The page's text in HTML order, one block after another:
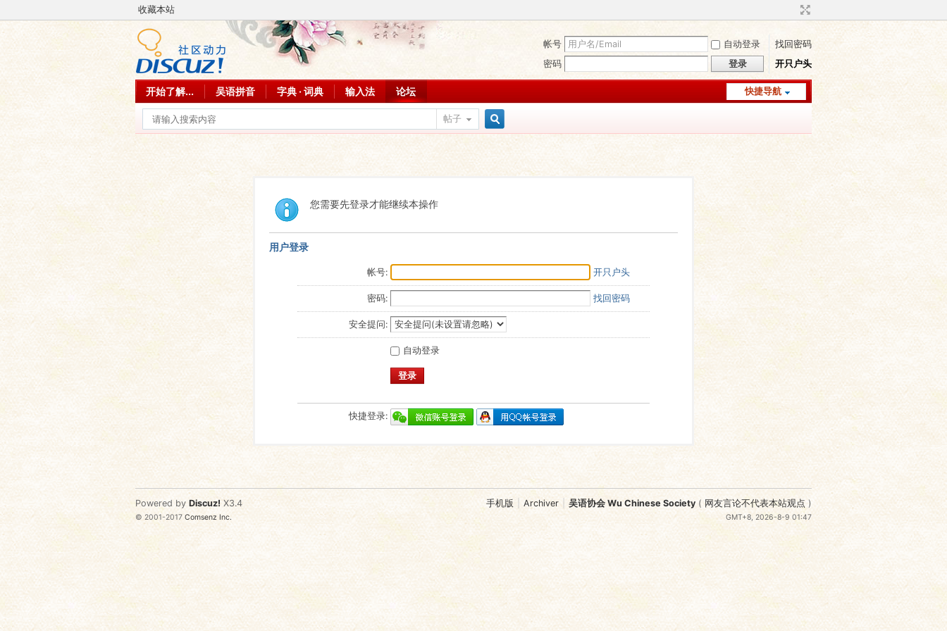
收藏本站
帐号 自动登录
找回密码
密码
登录 开只户头
快捷导航
开始了解... 吴语拼音 字典 · 词典 输入法 论坛
帖子
您需要先登录才能继续本操作
用户登录
帐号: 开只户头
密码: 找回密码
安全提问:
自动登录
登录
快捷登录:
手机版 Archiver 吴语协会 Wu Chinese Society ( 网友言论不代表本站观点 )
GMT+8, 2026-8-9 01:47
Powered by Discuz! X3.4
© 2001-2017Comsenz Inc.